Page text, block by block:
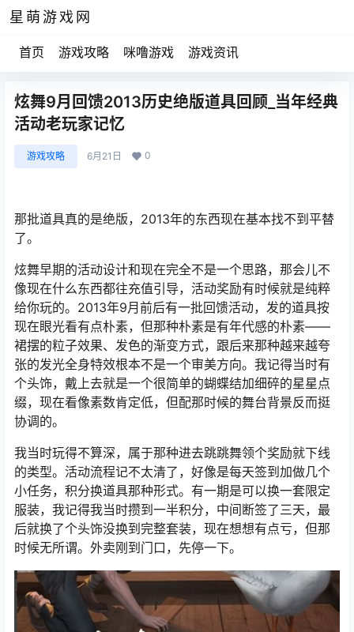
星萌游戏网
首页 游戏攻略 咪噜游戏 游戏资讯
炫舞9月回馈2013历史绝版道具回顾_当年经典
活动老玩家记忆
游戏攻略 6月21日 0
那批道具真的是绝版，2013年的东西现在基本找不到平替
了。
炫舞早期的活动设计和现在完全不是一个思路，那会儿不
像现在什么东西都往充值引导，活动奖励有时候就是纯粹
给你玩的。2013年9月前后有一批回馈活动，发的道具按
现在眼光看有点朴素，但那种朴素是有年代感的朴素——
裙摆的粒子效果、发色的渐变方式，跟后来那种越来越夸
张的发光全身特效根本不是一个审美方向。我记得当时有
个头饰，戴上去就是一个很简单的蝴蝶结加细碎的星星点
缀，现在看像素数肯定低，但配那时候的舞台背景反而挺
协调的。
我当时玩得不算深，属于那种进去跳跳舞领个奖励就下线
的类型。活动流程记不太清了，好像是每天签到加做几个
小任务，积分换道具那种形式。有一期是可以换一套限定
服装，我记得我当时攒到一半积分，中间断签了三天，最
后就换了个头饰没换到完整套装，现在想想有点亏，但那
时候无所谓。外卖刚到门口，先停一下。